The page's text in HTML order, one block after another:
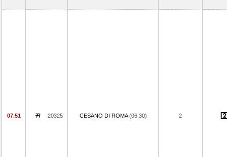
07.51 20325 CESANO DI ROMA(06.30) 2